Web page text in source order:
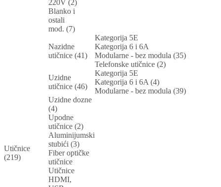
220V (2)
Blanko i
ostali
mod. (7)
Utičnice
(219)
Nazidne
utičnice (41)
Kategorija 5E
Kategorija 6 i 6A
Modularne - bez modula (35)
Telefonske utičnice (2)
Uzidne
utičnice (46)
Kategorija 5E
Kategorija 6 i 6A (4)
Modularne - bez modula (39)
Uzidne dozne
(4)
Upodne
utičnice (2)
Aluminijumski
stubići (3)
Fiber optičke
utičnice
Utičnice
HDMI,